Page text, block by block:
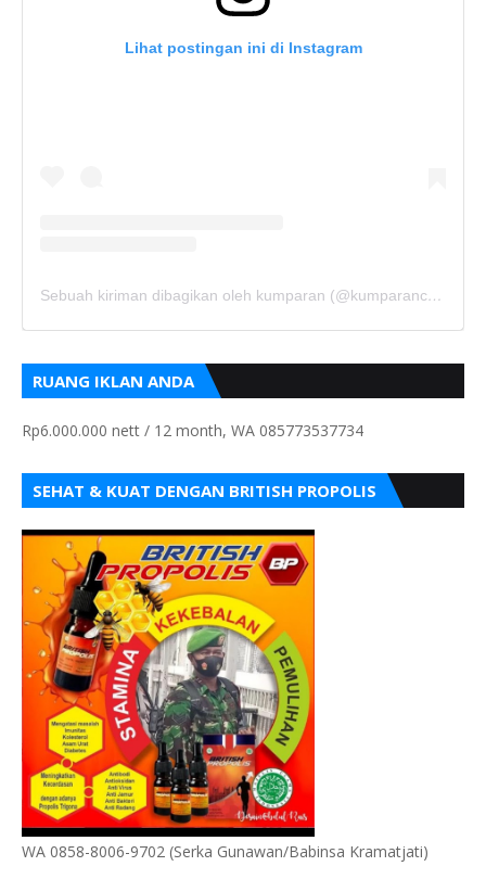
Lihat postingan ini di Instagram
Sebuah kiriman dibagikan oleh kumparan (@kumparancom)
RUANG IKLAN ANDA
Rp6.000.000 nett / 12 month, WA 085773537734
SEHAT & KUAT DENGAN BRITISH PROPOLIS
WA 0858-8006-9702 (Serka Gunawan/Babinsa Kramatjati)